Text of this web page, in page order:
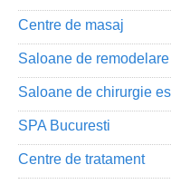
Centre de masaj
Saloane de
Saloane de chirurgie
SPA Bucuresti
Centre de tratament